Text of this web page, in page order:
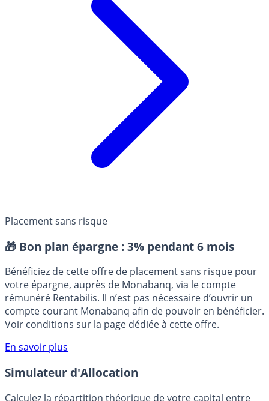
Placement sans risque
🎁 Bon plan épargne : 3% pendant 6 mois
Bénéficiez de cette offre de placement sans risque pour
votre épargne, auprès de Monabanq, via le compte
rémunéré Rentabilis. Il n’est pas nécessaire d’ouvrir un
compte courant Monabanq afin de pouvoir en bénéficier.
Voir conditions sur la page dédiée à cette offre.
En savoir plus
Simulateur d'Allocation